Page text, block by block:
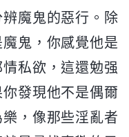
魔鬼的惡行。除
鬼，你感覺他是
私欲，這還勉强
發現他不是偶爾
，像那些淫亂者